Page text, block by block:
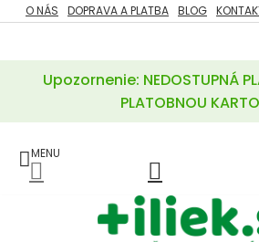
Prejsť
na
Upozornenie: NEDOSTUPNÁ
PLATOBNOU
O NÁS DOPRAVA A PLATBA BLOG
ZĽAVY
POTREBY
A
LIEKY